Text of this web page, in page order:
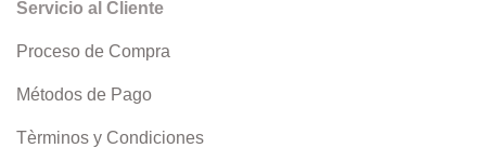
Servicio al Cliente
Proceso de Compra
Métodos de Pago
Tèrminos y Condiciones